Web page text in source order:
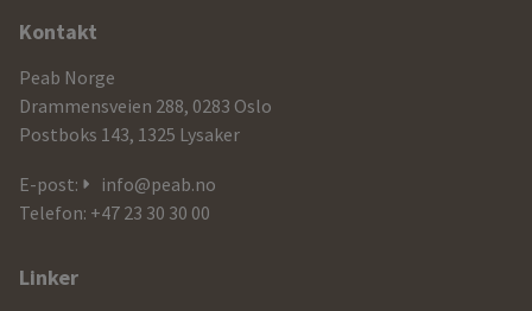
Ytterligere
informasjon
og
kontaktdetaljer
Kontakt
Peab Norge
Drammensveien 288, 0283 Oslo
Postboks 143, 1325 Lysaker
E-post:
info@peab.no
Telefon: +47 23 30 30 00
Linker